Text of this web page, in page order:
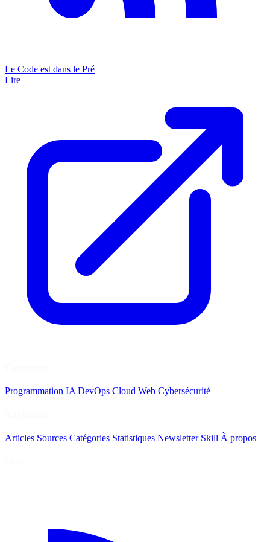
Le Code est dans le Pré
Lire
Programmation IA DevOps Cloud Web Cybersécurité
Articles Sources Catégories Statistiques Newsletter Skill À propos